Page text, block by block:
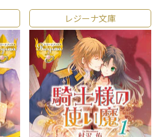
レジーナ文庫